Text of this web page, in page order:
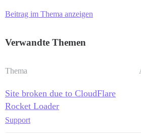
Beitrag im Thema anzeigen
Verwandte Themen
Thema
Site broken due to CloudFlare
Rocket Loader
Support